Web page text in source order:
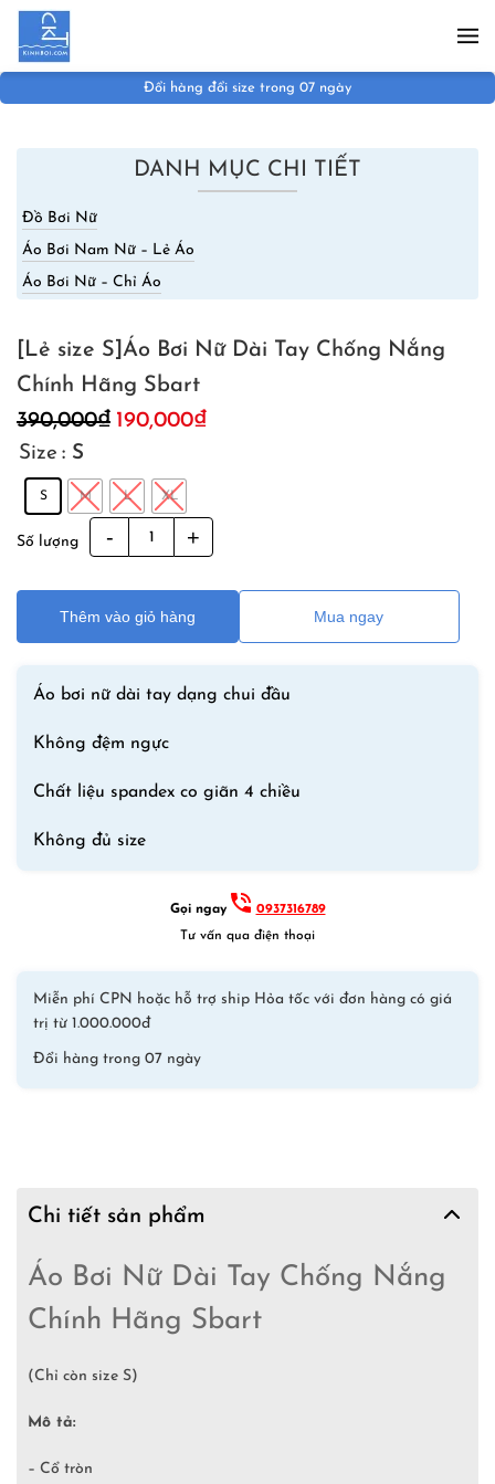
Skip to main content
Đổi hàng đổi size trong 07 ngày
DANH MỤC CHI TIẾT
Đồ Bơi Nữ
Áo Bơi Nam Nữ – Lẻ Áo
Áo Bơi Nữ – Chỉ Áo
[Lẻ size S]Áo Bơi Nữ Dài Tay Chống Nắng
Chính Hãng Sbart
390,000₫ Giá
390,000₫.
190,000₫Giá
190,000₫.
Size : S
S M L XL
Số lượng
size
Dài
Tay
Nắng
Hãng
số
lượng
Thêm vào giỏ hàng Mua ngay
Áo bơi nữ dài tay dạng chui đầu
Không đệm ngực
Chất liệu spandex co giãn 4 chiều
Không đủ size
Gọi ngay
0937316789
Tư vấn qua điện thoại
Miễn phí CPN hoặc hỗ trợ ship Hỏa tốc với đơn hàng có giá
trị từ 1.000.000đ
Đổi hàng trong 07 ngày
Chi tiết sản phẩm
Áo Bơi Nữ Dài Tay Chống Nắng
Chính Hãng Sbart
(Chỉ còn size S)
Mô tả:
– Cổ tròn